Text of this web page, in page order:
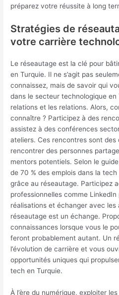
préparez votre réussite à long
Stratégies de
votre carrière
Le réseautage est la clé pour
en Turquie. Il ne s’agit pas
connaissez, mais de savoir qui
dans le secteur technologique en
relations et les relations. Alors,
connaître ? Participez à des
assistez à des conférences
ateliers. Ces rencontres sont des
rencontrer des personnes
mentors potentiels. Selon le
de 70 % des emplois dans la
grâce au réseautage. Participez
professionnelles comme
réalisations et échanger avec les
réseautage est un échange.
connaissances lorsque vous le
feront probablement autant. Un
l’évolution de carrière et vous
opportunités uniques qui
tech en Turquie.
À l’ère du numérique, exploiter